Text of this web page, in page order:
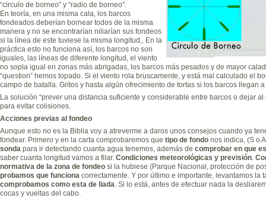
“circulo de borneo” y “radio de borneo”.
En teoría, en una misma cala, los barcos
fondeados deberían bornear todos de la misma
manera y no se encontrarían niliarían sus fondeos
si la línea de este tuviese la misma longitud,. En la
práctica esto no funciona así, los barcos no son
iguales, las líneas de diferente longitud, el viento
no sopla igual en zonas más abrigadas, los barcos más pesados y de mayor
“question” hemos topado. Si el viento rola bruscamente, y está mal calculado el
campo de batalla. Gritos y hasta algún ofrecimiento de tortas si los barcos llegan a
La solución “prever una distancia suficiente y considerable entre barcos o dejar
para evitar colisiones.
Acciones previas al fondeo
Aunque esto no es la Biblia voy a atreverme a daros unos consejos cuando ya
fondear. Primero y en la carta comprobaremos que tipo de fondo nos indica, (S o
sonda para ir detectando cuanta agua tenemos, además de comprobar en que
saber cuanta longitud vamos a filar. Condiciones meteorológicas y previsión.
normativa de la zona de fondeo si la hubiese (Parque Nacional, protección de
probamos que funciona correctamente. Y por último e importante, levantamos la
comprobamos como esta de liada. Si lo está, antes de efectuar nada la
cocas y vueltas del cabo.